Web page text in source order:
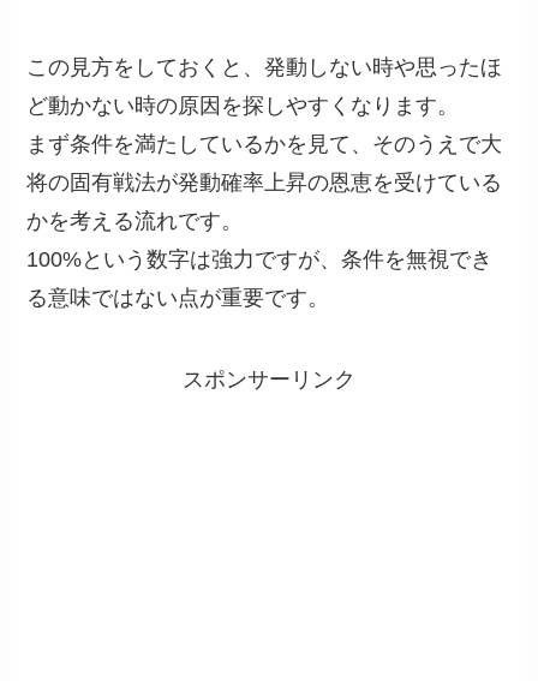
この見方をしておくと、発動しない時や思ったほ
ど動かない時の原因を探しやすくなります。
まず条件を満たしているかを見て、そのうえで大
将の固有戦法が発動確率上昇の恩恵を受けている
かを考える流れです。
100%という数字は強力ですが、条件を無視でき
る意味ではない点が重要です。
スポンサーリンク